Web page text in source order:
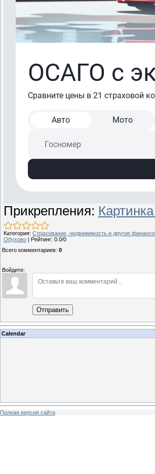
Прикрепления:
Категория: Страхование, недвижимость и другие
Обухово
Рейтинг: 0.0/0
Всего комментариев: 0
Войдите:
Отправить
Calendar
Полная версия сайта